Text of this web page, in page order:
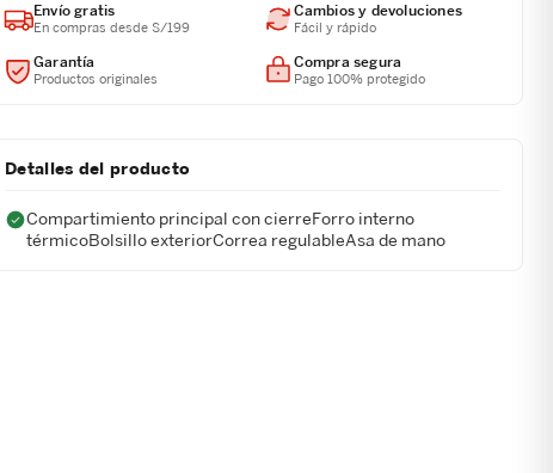
Envío gratis
En compras desde S/199
Cambios y devoluciones
Fácil y rápido
Garantía
Productos originales
Compra segura
Pago 100% protegido
Detalles del producto
Compartimiento principal con cierreForro interno
térmicoBolsillo exteriorCorrea regulableAsa de mano